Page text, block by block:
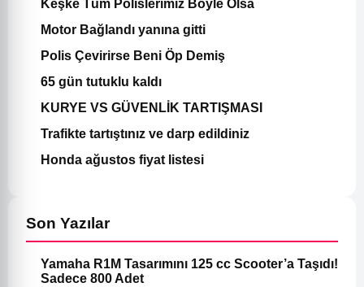
Keşke Tüm Polislerimiz Böyle Olsa
Motor Bağlandı yanına gitti
Polis Çevirirse Beni Öp Demiş
65 gün tutuklu kaldı
KURYE VS GÜVENLİK TARTIŞMASI
Trafikte tartıştınız ve darp edildiniz
Honda ağustos fiyat listesi
Son Yazılar
Yamaha R1M Tasarımını 125 cc Scooter’a Taşıdı!
Sadece 800 Adet